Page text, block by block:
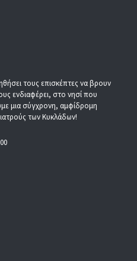
τους επισκέπτες να βρουν
ενδιαφέρει, στο νησί που
μια σύγχρονη, αμφίδρομη
των Κυκλάδων!